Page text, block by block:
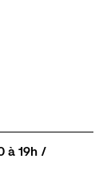
à 19h /